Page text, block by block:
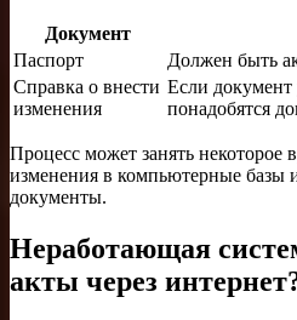
Документ
Паспорт
Должен быть
Справка о внести
изменения
Если
понадобятся
Процесс может занять некоторое
изменения в компьютерные базы
документы.
Неработающая
акты через